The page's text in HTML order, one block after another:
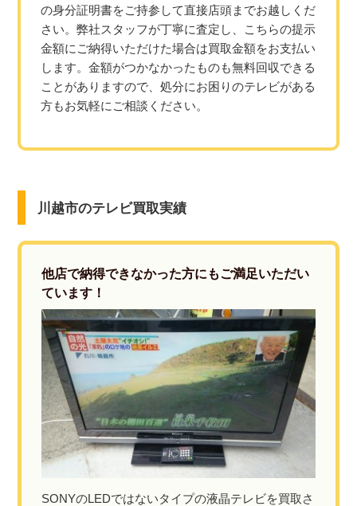
の身分証明書をご持参して直接店頭までお越しくだ
さい。弊社スタッフが丁寧に査定し、こちらの提示
金額にご納得いただけた場合は買取金額をお支払い
します。金額がつかなかったものも無料回収できる
ことがありますので、処分にお困りのテレビがある
方もお気軽にご相談ください。
川越市のテレビ買取実績
他店で納得できなかった方にもご満足いただい
ています！
SONYのLEDではないタイプの液晶テレビを買取さ